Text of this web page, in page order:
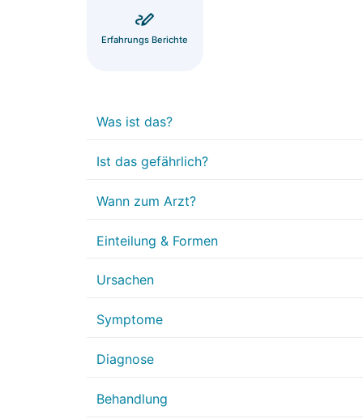
Erfahrungs Berichte
Was ist das?
Ist das gefährlich?
Wann zum Arzt?
Einteilung & Formen
Ursachen
Symptome
Diagnose
Behandlung